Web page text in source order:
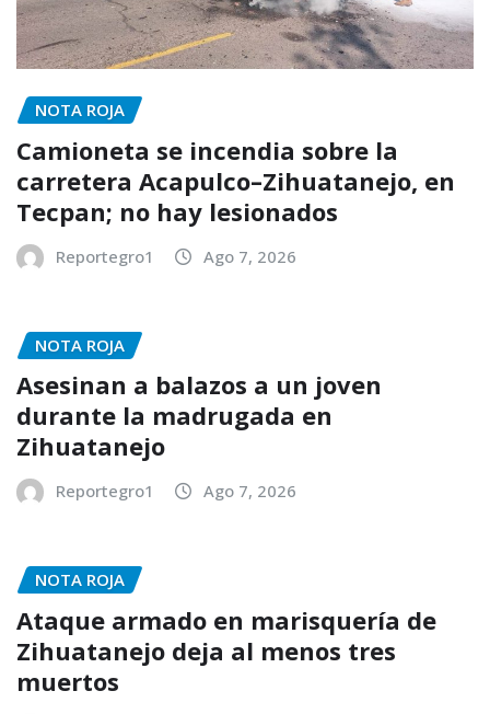
NOTA ROJA
Camioneta se incendia sobre la
carretera Acapulco–Zihuatanejo, en
Tecpan; no hay lesionados
Reportegro1 Ago 7, 2026
NOTA ROJA
Asesinan a balazos a un joven
durante la madrugada en
Zihuatanejo
Reportegro1 Ago 7, 2026
NOTA ROJA
Ataque armado en marisquería de
Zihuatanejo deja al menos tres
muertos